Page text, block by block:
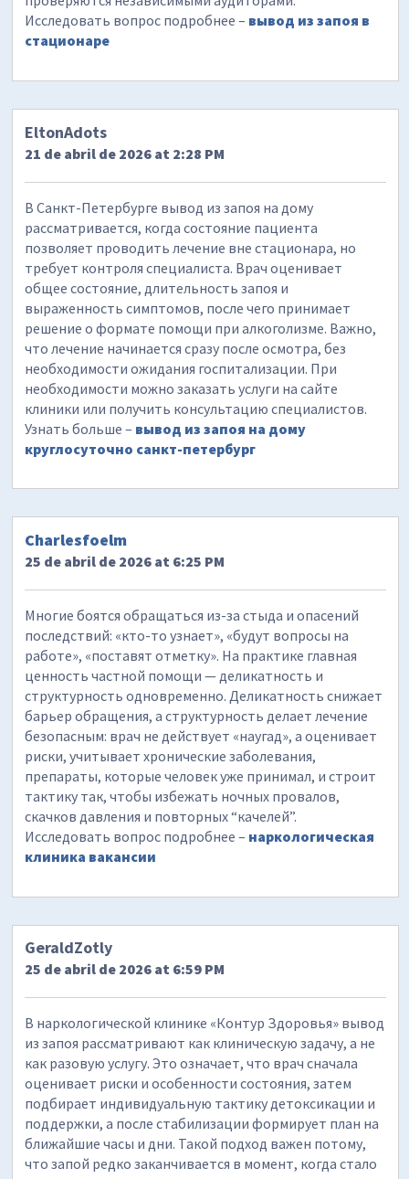
Исследовать вопрос подробнее – вывод из запоя в
стационаре
EltonAdots
21 de abril de 2026 at 2:28 PM
В Санкт-Петербурге вывод из запоя на дому
рассматривается, когда состояние пациента
позволяет проводить лечение вне стационара, но
требует контроля специалиста. Врач оценивает
общее состояние, длительность запоя и
выраженность симптомов, после чего принимает
решение о формате помощи при алкоголизме. Важно,
что лечение начинается сразу после осмотра, без
необходимости ожидания госпитализации. При
необходимости можно заказать услуги на сайте
клиники или получить консультацию специалистов.
Узнать больше – вывод из запоя на дому
круглосуточно санкт-петербург
Charlesfoelm
25 de abril de 2026 at 6:25 PM
Многие боятся обращаться из-за стыда и опасений
последствий: «кто-то узнает», «будут вопросы на
работе», «поставят отметку». На практике главная
ценность частной помощи — деликатность и
структурность одновременно. Деликатность снижает
барьер обращения, а структурность делает лечение
безопасным: врач не действует «наугад», а оценивает
риски, учитывает хронические заболевания,
препараты, которые человек уже принимал, и строит
тактику так, чтобы избежать ночных провалов,
скачков давления и повторных “качелей”.
Исследовать вопрос подробнее – наркологическая
клиника вакансии
GeraldZotly
25 de abril de 2026 at 6:59 PM
В наркологической клинике «Контур Здоровья» вывод
из запоя рассматривают как клиническую задачу, а не
как разовую услугу. Это означает, что врач сначала
оценивает риски и особенности состояния, затем
подбирает индивидуальную тактику детоксикации и
поддержки, а после стабилизации формирует план на
ближайшие часы и дни. Такой подход важен потому,
что запой редко заканчивается в момент, когда стало